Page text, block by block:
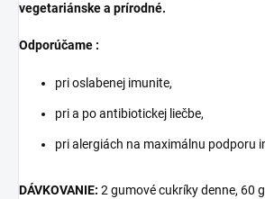
vegetariánske a prírodné.
Odporúčame :
pri oslabenej imunite,
pri a po antibiotickej liečbe,
pri alergiách na maximálnu podporu
DÁVKOVANIE: 2 gumové cukríky denne, 60